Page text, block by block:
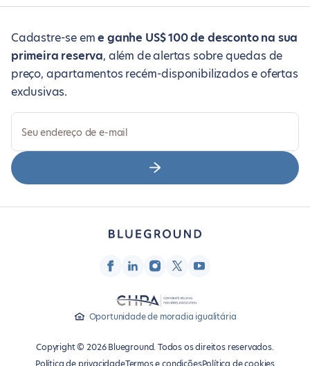
Cadastre-se eme ganhe US$ 100 de desconto na sua
primeira reserva, além de alertas sobre quedas de
preço, apartamentos recém-disponibilizados e ofertas
exclusivas.
Seu endereço de e-mail
Oportunidade de moradia igualitária
Copyright © 2026 Blueground. Todos os direitos reservados.
Política de privacidadeTermos e condiçõesPolítica de cookies